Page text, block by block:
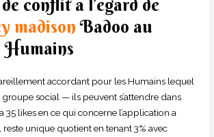
conflit a l’egard de
madisonBadoo au
Humains
accordant pour les Humains lequel
social — ils peuvent s’attendre dans
35 likes en ce qui concerne l’application a
reste unique quotient en tenant 3% avec